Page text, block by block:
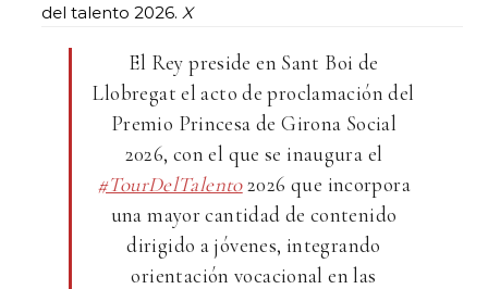
del talento 2026. X
El Rey preside en Sant Boi de
Llobregat el acto de proclamación del
Premio Princesa de Girona Social
2026, con el que se inaugura el
#TourDelTalento2026 que incorpora
una mayor cantidad de contenido
dirigido a jóvenes, integrando
orientación vocacional en las